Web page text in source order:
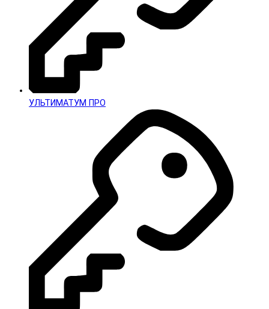
УЛЬТИМАТУМ ПРО